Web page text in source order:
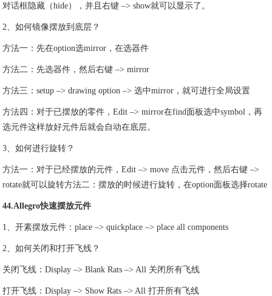
对话框隐藏（hide），并且右键 –> show就可以显示了。
2、如何镜像摆放到底层？
方法一：先在option选mirror，在选器件
方法二：先选器件，然后右键 –> mirror
方法三：setup –> drawing option –> 选中mirror，就可进行全局设置
方法四：对于已摆放的零件，Edit –> mirror在find面板选中symbol，再
选元件这样放好元件后就会自动在底层。
3、如何进行旋转？
方法一：对于已经摆放的元件，Edit –> move 点击元件，然后右键 –>
rotate就可以旋转方法二：摆放的时候进行旋转，在option面板选择rotate
44.Allegro快速摆放元件
1、开素摆放元件：place –> quickplace –> place all components
2、如何关闭和打开飞线？
关闭飞线：Display –> Blank Rats –> All 关闭所有飞线
打开飞线：Display –> Show Rats –> All 打开所有飞线